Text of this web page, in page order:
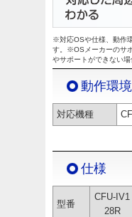
※対応OSや仕様、動作
す。※OSメーカーのサ
やサポートができない場
動作環境
対応機種
仕様
型番
CFU-IV1
28R